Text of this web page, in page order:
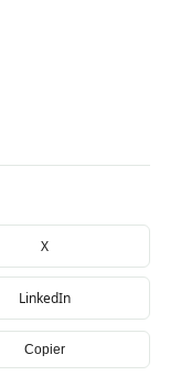
X
LinkedIn
Copier